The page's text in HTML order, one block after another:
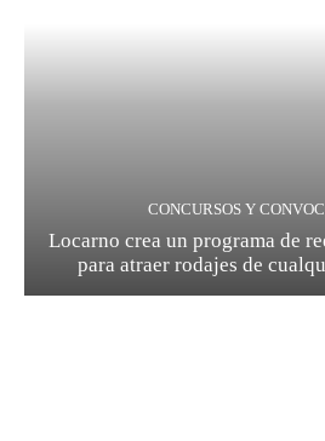
CONCURSOS Y
Locarno crea un programa de
para atraer rodajes de